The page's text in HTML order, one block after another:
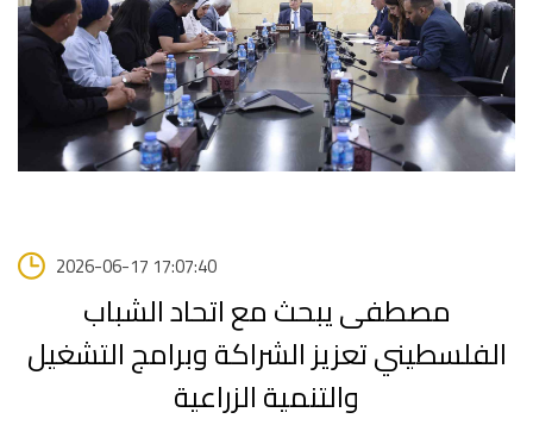
2026-06-17 17:07:40
مصطفى يبحث مع اتحاد الشباب
الفلسطيني تعزيز الشراكة وبرامج التشغيل
والتنمية الزراعية